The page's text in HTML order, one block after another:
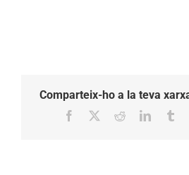
Comparteix-ho a la teva
Facebook RedditLinkedIn